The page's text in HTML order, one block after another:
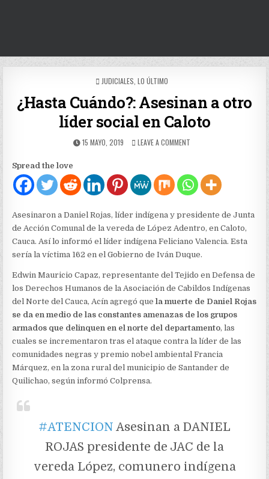
POSTED
JUDICIALES LO ÚLTIMO
¿Hasta Cuándo?: Asesinan a otro
líder social en Caloto
PUBLISHED
15 MAYO, 2019 LEAVE A COMMENTON
ASESINAN
A
OTRO
SOCIAL
EN
CALOTO
Spread the love
Asesinaron a Daniel Rojas, líder indígena y presidente de Junta
de Acción Comunal de la vereda de López Adentro, en Caloto,
Cauca. Así lo informó el líder indígena Feliciano Valencia. Esta
sería la víctima 162 en el Gobierno de Iván Duque.
Edwin Mauricio Capaz, representante del Tejido en Defensa de
los Derechos Humanos de la Asociación de Cabildos Indígenas
del Norte del Cauca, Acín agregó quela muerte de Daniel Rojas
se da en medio de las constantes amenazas de los grupos
armados que delinquen en el norte del departamento, las
cuales se incrementaron tras el ataque contra la líder de las
comunidades negras y premio nobel ambiental Francia
Márquez, en la zona rural del municipio de Santander de
Quilichao, según informó Colprensa.
#ATENCION Asesinan a DANIEL
ROJAS presidente de JAC de la
vereda López, comunero indígena